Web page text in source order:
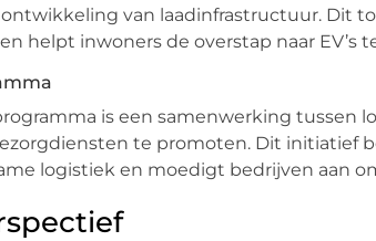
van laadinfrastructuur. Dit
helpt inwoners de overstap naar EV’s
is een samenwerking tussen
te promoten. Dit initiatief
logistiek en moedigt bedrijven aan